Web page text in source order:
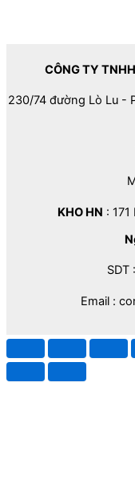
CÔNG TY
230/74 đường Lò Lu -
KHO HN :
SDT
Email :